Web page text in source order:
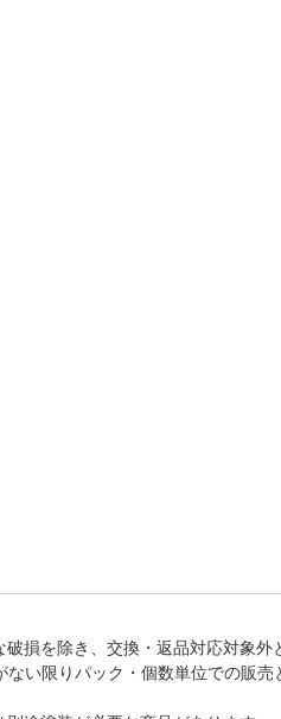
損を除き、交換・返品対応対象外
い限りパック・個数単位での販